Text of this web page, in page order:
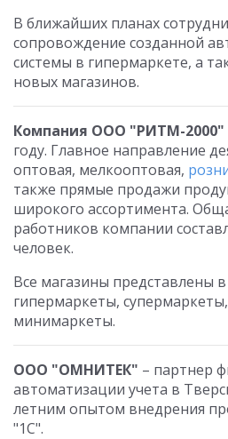
В ближайших планах
сопровождение созданной
системы в гипермаркете, а
новых магазинов.
Компания ООО "РИТМ-2000"
году. Главное направление
оптовая, мелкооптовая,
также прямые продажи
широкого ассортимента.
работников компании
человек.
Все магазины представлены
гипермаркеты,
минимаркеты.
ООО "ОМНИТЕК" – партнер
автоматизации учета в
летним опытом внедрения
"1С".